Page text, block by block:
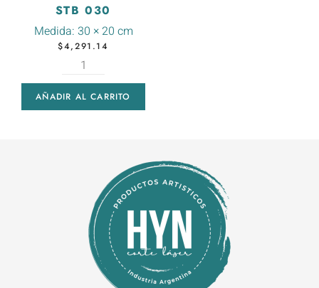
STB 030
Medida: 30 × 20 cm
$4,291.14
AÑADIR AL CARRITO